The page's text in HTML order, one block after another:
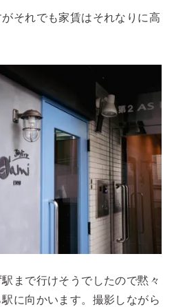
それでも家賃はそれなりに高
まで行けそうでしたので黙々
に向かいます。撮影しながら